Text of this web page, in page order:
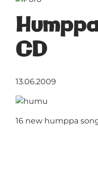
CD
13.06.2009
16 new humppa